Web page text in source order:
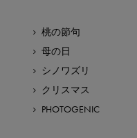
桃の節句
母の日
シノワズリ
クリスマス
PHOTOGENIC